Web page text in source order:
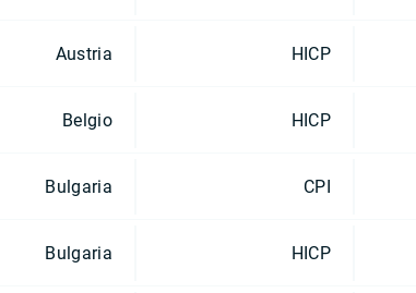
Austria HICP
Belgio HICP
Bulgaria CPI
Bulgaria HICP